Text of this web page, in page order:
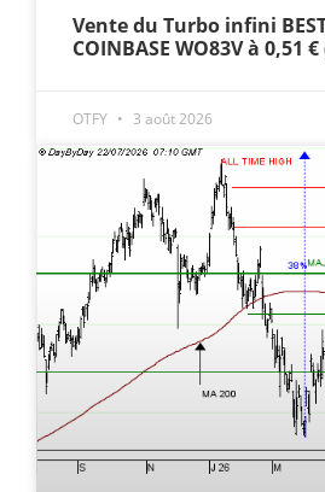
Vente du Turbo infini
COINBASE WO83V à 0,51 €
OTFY 3 août 2026